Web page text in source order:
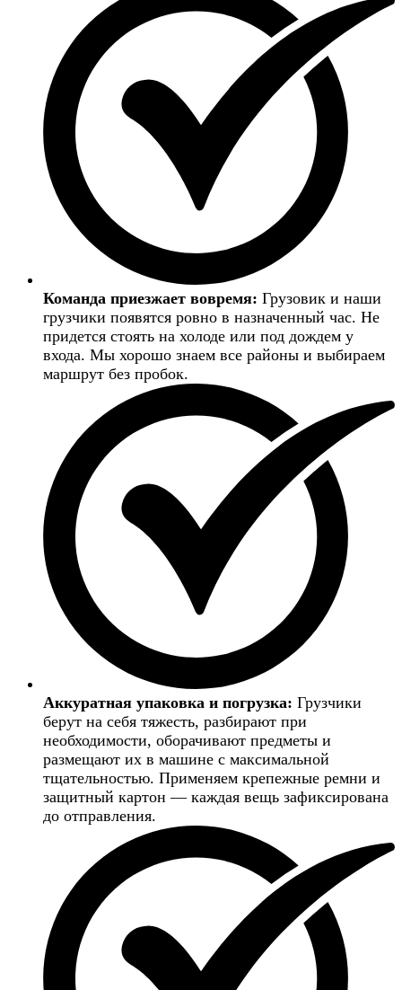
Команда приезжает вовремя: Грузовик и наши
грузчики появятся ровно в назначенный час. Не
придется стоять на холоде или под дождем у
входа. Мы хорошо знаем все районы и выбираем
маршрут без пробок.
Аккуратная упаковка и погрузка: Грузчики
берут на себя тяжесть, разбирают при
необходимости, оборачивают предметы и
размещают их в машине с максимальной
тщательностью. Применяем крепежные ремни и
защитный картон — каждая вещь зафиксирована
до отправления.